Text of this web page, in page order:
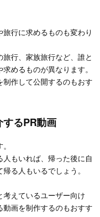
行に求めるものも変わり
行、家族旅行など、誰と
めるものが異なります。
作して公開するのもおす
るPR動画
もいれば、帰った後に自
る人もいるでしょう。
えているユーザー向け
画を制作するのもおすす